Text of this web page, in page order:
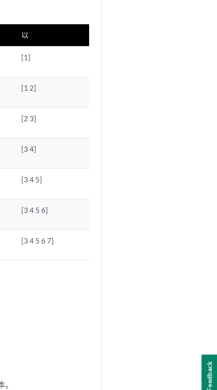
以
[1]
[1 2]
[2 3]
[3 4]
[3 4 5]
[3 4 5 6]
[3 4 5 6 7]
。 Feedback